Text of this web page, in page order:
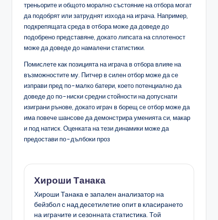
треньорите и общото морално състояние на отбора могат
да подобрят или затруднят изхода на играча. Например,
подкрепящата среда в отбора може да доведе до
подобрено представяне, докато липсата на сплотеност
може да доведе до намалени статистики.
Помислете как позицията на играча в отбора влияе на
възможностите му. Питчер в силен отбор може да се
изправи пред по-малко батери, което потенциално да
доведе до по-ниски средни стойности на допуснати
изиграни рънове, докато играч в борещ се отбор може да
има повече шансове да демонстрира уменията си, макар
и под натиск. Оценката на тези динамики може да
предостави по-дълбоки проз
Хироши Танака
Хироши Танака е запален анализатор на
бейзбол с над десетилетие опит в класирането
на играчите и сезонната статистика. Той